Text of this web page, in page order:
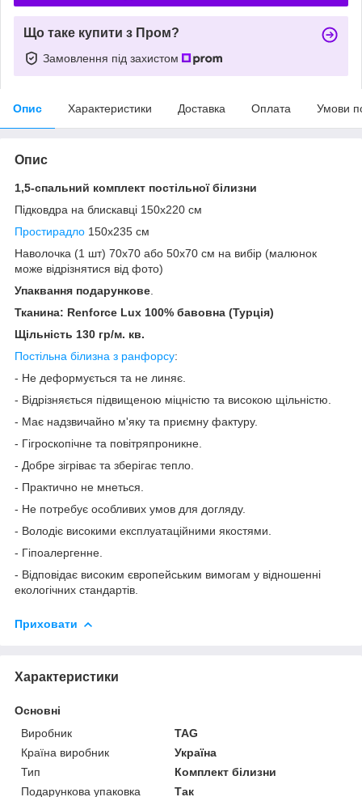
Що таке купити з Пром?
Замовлення під захистом
Опис Характеристики Доставка Оплата Умови
Опис
1,5-спальний комплект постільної білизни
Підковдра на блискавці 150x220 см
Простирадло 150x235 см
Наволочка (1 шт) 70х70 або 50х70 см на вибір (малюнок
може відрізнятися від фото)
Упаквання подарункове
Тканина: Renforce Lux 100% бавовна (Турція)
Щільність 130 гр/м. кв.
Постільна білизна з ранфорсу:
- Не деформується та не линяє.
- Відрізняється підвищеною міцністю та високою щільністю.
- Має надзвичайно м'яку та приємну фактуру.
- Гігроскопічне та повітряпроникне.
- Добре зігріває та зберігає тепло.
- Практично не мнеться.
- Не потребує особливих умов для догляду.
- Володіє високими експлуатаційними якостями.
- Гіпоалергенне.
- Відповідає високим європейським вимогам у відношенні
екологічних стандартів.
Приховати
Характеристики
Основні
Виробник
TAG
Країна виробник
Україна
Тип
Комплект білизни
Подарункова упаковка
Так